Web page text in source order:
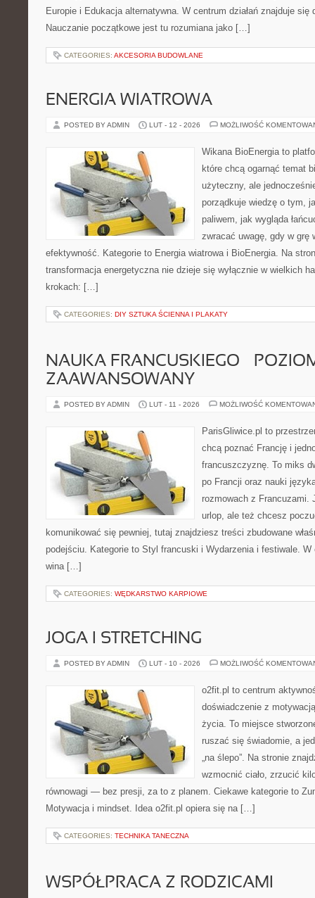
Europie i Edukacja alternatywna. W centrum działań znajduje
Nauczanie początkowe jest tu rozumiana jako […]
CATEGORIES: AKCESORIA BUDOWLANE
ENERGIA WIATROWA
POSTED BY ADMIN LUT - 12 - 2026 MOŻLIWOŚĆ
Wikana BioEnergia to
które chcą ogarnąć temat
użyteczny, ale
porządkuje wiedzę o tym,
paliwem, jak wygląda
zwracać uwagę, gdy w grę
efektywność. Kategorie to Energia wiatrowa i BioEnergia. Na
transformacja energetyczna nie dzieje się wyłącznie w wielkich
krokach: […]
CATEGORIES: DIY SZTUKA ŚCIENNA I PLAKATY
NAUKA FRANCUSKIEGO –
ZAAWANSOWANY
POSTED BY ADMIN LUT - 11 - 2026 MOŻLIWOŚĆ
ParisGliwice.pl to
chcą poznać Francję i
francuszczyznę. To miks
po Francji oraz nauki
rozmowach z Francuzami.
urlop, ale też chcesz
komunikować się pewniej, tutaj znajdziesz treści zbudowane
podejściu. Kategorie to Styl francuski i Wydarzenia i festiwale.
wina […]
CATEGORIES: WĘDKARSTWO KARPIOWE
JOGA I STRETCHING
POSTED BY ADMIN LUT - 10 - 2026 MOŻLIWOŚĆ
o2fit.pl to centrum
doświadczenie z
życia. To miejsce
ruszać się świadomie, a
„na ślepo”. Na stronie
wzmocnić ciało, zrzucić
równowagi — bez presji, za to z planem. Ciekawe kategorie to
Motywacja i mindset. Idea o2fit.pl opiera się na […]
CATEGORIES: TECHNIKA TANECZNA
WSPÓŁPRACA Z RODZICAMI